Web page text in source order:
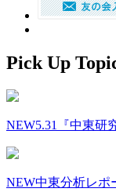
Pick Up
NEW5.31『中東研
NEW中東分析レポ